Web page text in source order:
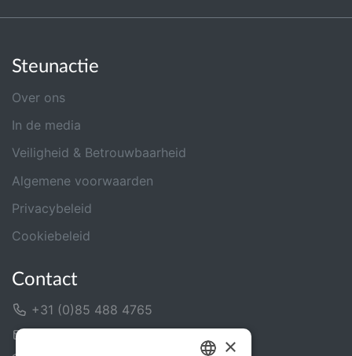
Steunactie
Over ons
In de media
Veiligheid & Betrouwbaarheid
Algemene voorwaarden
Privacybeleid
Cookiebeleid
Contact
+31 (0)85 488 4765
×